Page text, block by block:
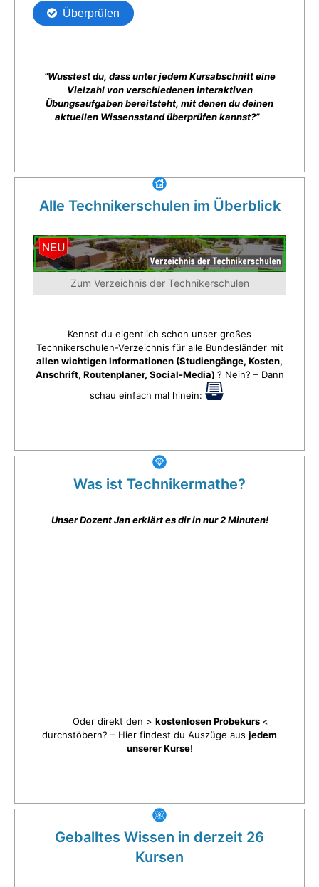
“Wusstest du, dass unter jedem Kursabschnitt eine
Vielzahl von verschiedenen interaktiven
Übungsaufgaben bereitsteht, mit denen du deinen
aktuellen Wissensstand überprüfen kannst?”
Alle Technikerschulen im Überblick
Zum Verzeichnis der Technikerschulen
Kennst du eigentlich schon unser großes
Technikerschulen-Verzeichnis für alle Bundesländer mit
allen wichtigen Informationen (Studiengänge, Kosten,
Anschrift, Routenplaner, Social-Media) ? Nein? – Dann
schau einfach mal hinein:
Was ist Technikermathe?
Unser Dozent Jan erklärt es dir in nur 2 Minuten!
Oder direkt den > kostenlosen Probekurs <
durchstöbern? – Hier findest du Auszüge aus jedem
unserer Kurse!
Geballtes Wissen in derzeit 26
Kursen